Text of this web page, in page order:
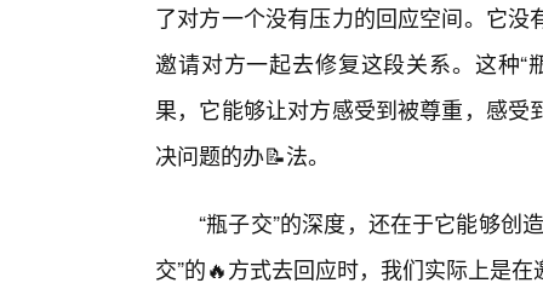
了对方一个没有压力的回应空间。它
邀请对方一起去修复这段关系。这种
果，它能够让对方感受到被尊重，感
决问题的办📝法。
“瓶子交”的深度，还在于它能够创
交”的🔥方式去回应时，我们实际上是